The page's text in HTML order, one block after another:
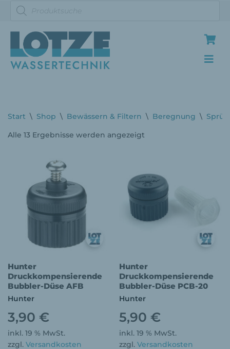
Inhalt
springen
Start \ Shop \ Bewässern & Filtern \ Beregnung \
Alle 13 Ergebnisse werden angezeigt
Hunter
Druckkompensierende
Bubbler-Düse AFB
Hunter
3,90 €
inkl. 19 % MwSt.
zzgl. Versandkosten
Hunter
Druckkompensierende
Bubbler-Düse PCB-20
Hunter
5,90 €
inkl. 19 % MwSt.
zzgl.Versandkosten